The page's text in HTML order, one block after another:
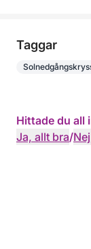
Taggar
Hittade du all
Ja, allt bra/